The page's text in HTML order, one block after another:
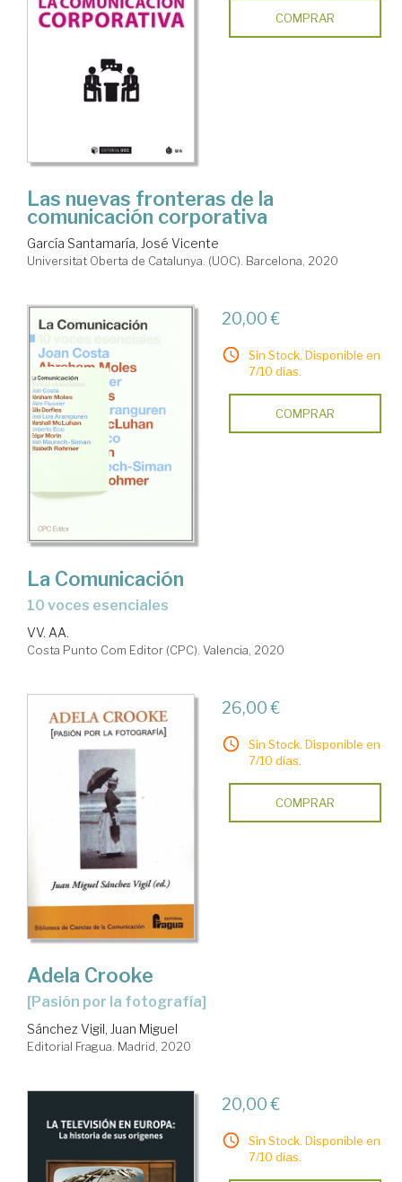
COMPRAR
Las nuevas fronteras de la
comunicación corporativa
García Santamaría, José Vicente
Universitat Oberta de Catalunya. (UOC). Barcelona, 2020
20,00 €
Sin Stock. Disponible en
7/10 días.
COMPRAR
La Comunicación
10 voces esenciales
VV. AA.
Costa Punto Com Editor (CPC). Valencia, 2020
26,00 €
Sin Stock. Disponible en
7/10 días.
COMPRAR
Adela Crooke
[pasión por la fotografía]
Sánchez Vigil, Juan Miguel
Editorial Fragua. Madrid, 2020
20,00 €
Sin Stock. Disponible en
7/10 días.